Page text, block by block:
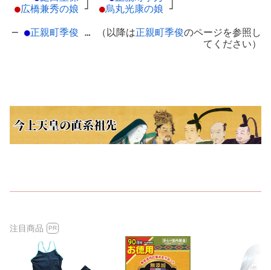
●広橋兼秀の娘 ┘
●烏丸光康の娘 ┘
─ ●正親町季俊 … （以降は正親町季俊のページを参照し
てください）
注目商品 PR